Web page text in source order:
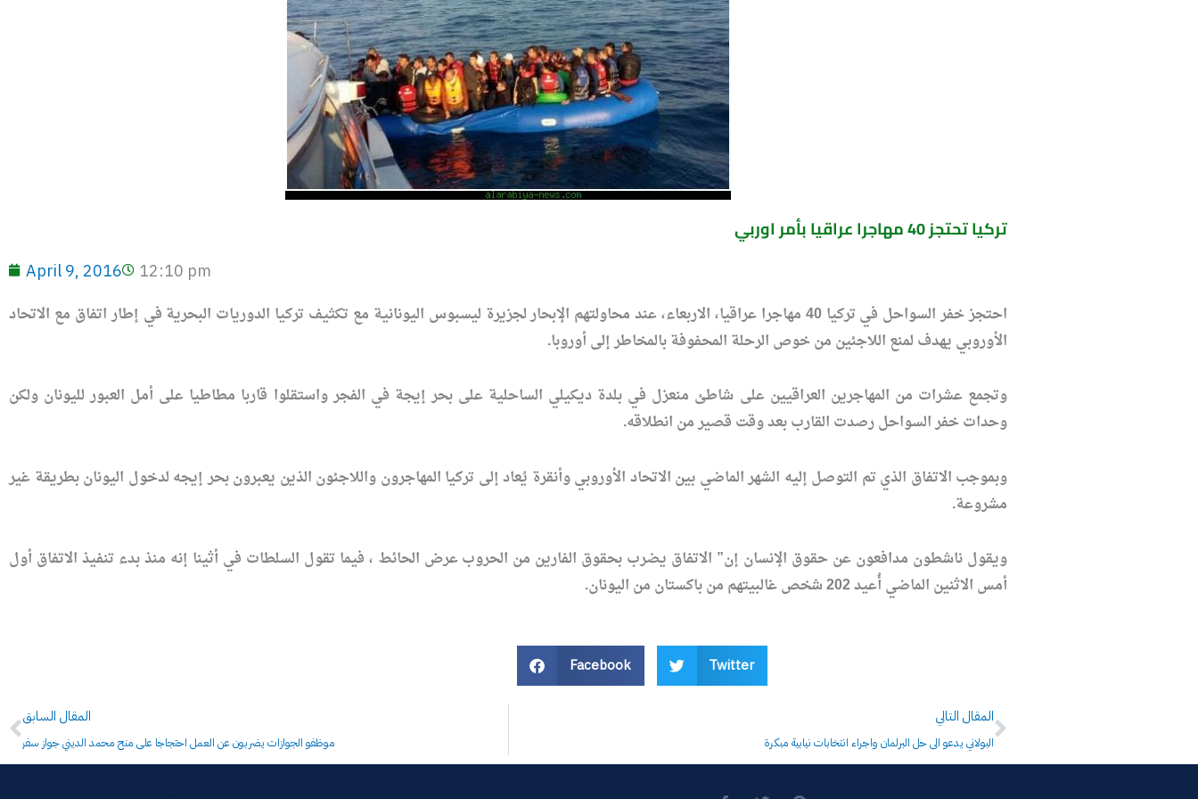
تركيا تحتجز 40 مهاجرا عراقيا بأمر اوربي
April 9, 2016 12:10 pm
احتجز خفر السواحل في تركيا 40 مهاجرا عراقيا، الاربعاء، عند محاولتهم الإبحار لجزيرة ليسبوس اليونانية مع تكثيف تركيا الدوريات البحرية في إطار اتفاق مع الاتحاد
الأوروبي يهدف لمنع اللاجئين من خوص الرحلة المحفوفة بالمخاطر إلى أوروبا.
وتجمع عشرات من المهاجرين العراقيين على شاطئ منعزل في بلدة ديكيلي الساحلية على بحر إيجة في الفجر واستقلوا قاربا مطاطيا على أمل العبور لليونان ولكن
وحدات خفر السواحل رصدت القارب بعد وقت قصير من انطلاقه.
وبموجب الاتفاق الذي تم التوصل إليه الشهر الماضي بين الاتحاد الأوروبي وأنقرة يُعاد إلى تركيا المهاجرون واللاجئون الذين يعبرون بحر إيجه لدخول اليونان بطريقة غير
مشروعة.
ويقول ناشطون مدافعون عن حقوق الإنسان إن” الاتفاق يضرب بحقوق الفارين من الحروب عرض الحائط ، فيما تقول السلطات في أثينا إنه منذ بدء تنفيذ الاتفاق أول
أمس الاثنين الماضي أُعيد 202 شخص غالبيتهم من باكستان من اليونان.
Facebook Twitter
Prev
المقال السابق
موظفو الجوازات يضربون عن العمل احتجاجا على منح محمد الديني جواز سفر
المقال التالي
البولاني يدعو الى حل البرلمان واجراء انتخابات نيابية مبكرة
Next